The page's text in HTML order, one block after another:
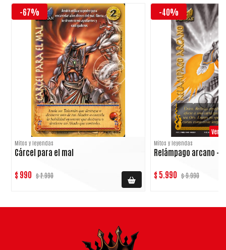
-67%
Mitos y leyendas
Cárcel para el mal
$ 990 $ 2.990
-40%
Mitos y leyendas
Relámpago arcano -
$ 5.990 $ 9.990